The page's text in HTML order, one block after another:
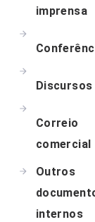
imprensa
Discursos
Correio
comercial
Outros
internos